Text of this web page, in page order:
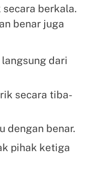
berkala.
benar juga
dari
secara tiba-
dengan benar.
pihak ketiga